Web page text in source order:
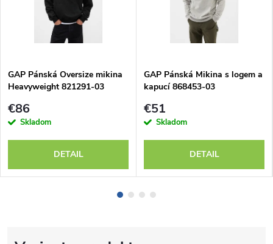
GAP Pánská Oversize mikina
Heavyweight 821291-03
€86
Skladom
DETAIL
GAP Pánská Mikina s logem a
kapucí 868453-03
€51
Skladom
DETAIL